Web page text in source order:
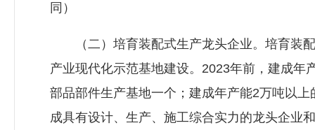
同）
（二）培育装配式生产龙头企业。培育装配
产业现代化示范基地建设。2023年前，建成年
部品部件生产基地一个；建成年产能2万吨以
成具有设计、生产、施工综合实力的龙头企业